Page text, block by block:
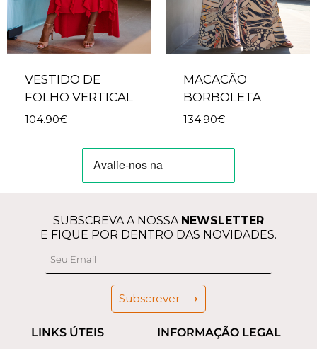
VESTIDO DE
FOLHO VERTICAL
104.90€
MACACÃO
BORBOLETA
134.90€
INFORMAÇÃO LEGAL
LINKS ÚTEIS
SUBSCREVA A NOSSA NEWSLETTER
E FIQUE POR DENTRO DAS NOVIDADES.
Subscrever ⟶